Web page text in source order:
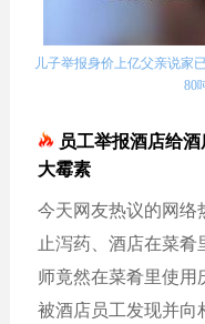
儿子举报身价上亿父亲说家
80
员工举报酒店给
大霉素
今天网友热议的网络
止泻药、酒店在菜肴
师竟然在菜肴里使用
被酒店员工发现并向